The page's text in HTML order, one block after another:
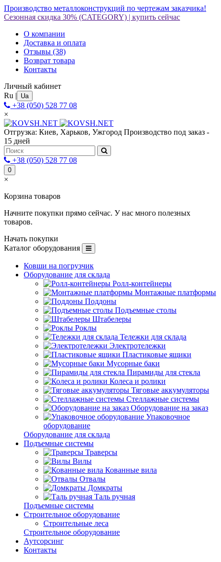
Производство металлоконструкций по чертежам заказчика!
Сезонная скидка 30% (CATEGORY) | купить сейчас
О компании
Доставка и оплата
Отзывы (38)
Возврат товара
Контакты
Личный кабинет
Ru | Ua
+38 (050) 528 77 08
×
Отгрузка: Киев, Харьков, Ужгород Производство под заказ -
15 дней
+38 (050) 528 77 08
0
×
Корзина товаров
Начните покупки прямо сейчас. У нас много полезных
товаров.
Начать покупки
Каталог оборудования
Ковши на погрузчик
Оборудование для склада
Ролл-контейнеры
Монтажные платформы
Поддоны
Подъемные столы
Штабелеры
Роклы
Тележки для склада
Электротележки
Пластиковые ящики
Мусорные баки
Пирамиды для стекла
Колеса и ролики
Тяговые аккумуляторы
Стеллажные системы
Оборудование на заказ
Упаковочное
оборудование
Оборудование для склада
Подъемные системы
Траверсы
Вилы
Кованные вила
Отвалы
Домкраты
Таль ручная
Подъемные системы
Строительное оборудование
Строительные леса
Строительное оборудование
Аутсорсинг
Контакты